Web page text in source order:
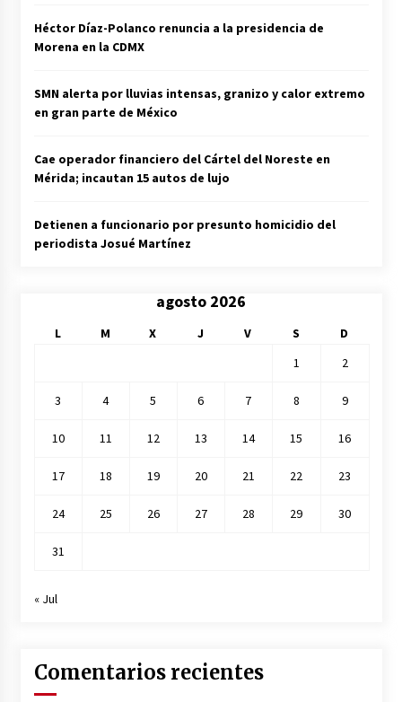
Héctor Díaz-Polanco renuncia a la presidencia de
Morena en la CDMX
SMN alerta por lluvias intensas, granizo y calor extremo
en gran parte de México
Cae operador financiero del Cártel del Noreste en
Mérida; incautan 15 autos de lujo
Detienen a funcionario por presunto homicidio del
periodista Josué Martínez
agosto 2026
L M X J V S
D
1
2
3 4 5 6 7 8 9
10 11 12 13 14 15 16
17 18 19 20 21 22 23
24 25 26 27 28 29 30
31
« Jul
Comentarios recientes